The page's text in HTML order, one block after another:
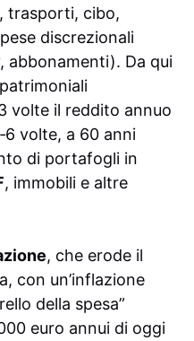
trasporti, cibo,
discrezionali
abbonamenti). Da qui
volte il reddito annuo
volte, a 60 anni
di portafogli in
, immobili e altre
, che erode il
con un’inflazione
della spesa”
euro annui di oggi